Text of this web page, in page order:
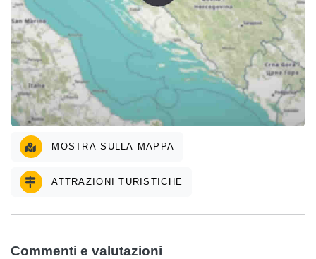
MOSTRA SULLA MAPPA
ATTRAZIONI TURISTICHE
Commenti e valutazioni